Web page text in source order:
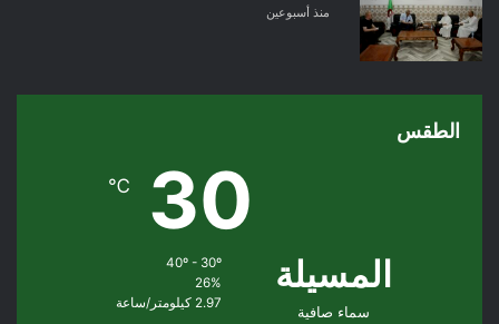
منذ أسبوعين
الطقس
المسيلة
سماء صافية
30
℃
40º - 30º
26%
2.97 كيلومتر/ساعة